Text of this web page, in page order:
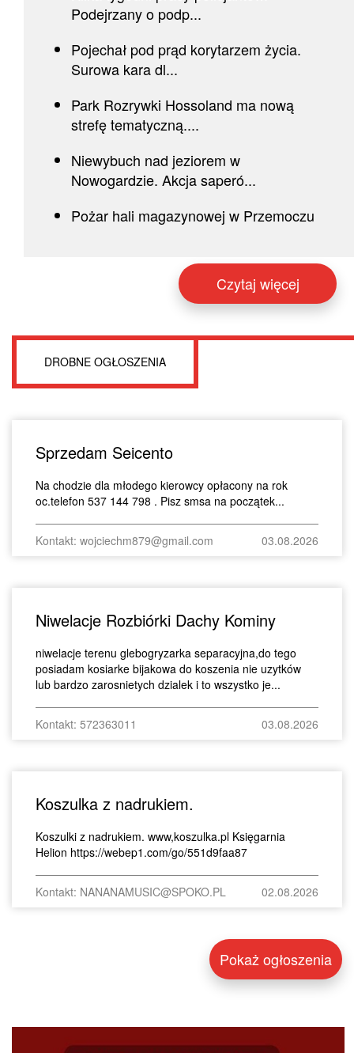
Podejrzany o podp...
Pojechał pod prąd korytarzem życia.
Surowa kara dl...
Park Rozrywki Hossoland ma nową
strefę tematyczną....
Niewybuch nad jeziorem w
Nowogardzie. Akcja saperó...
Pożar hali magazynowej w Przemoczu
Czytaj więcej
DROBNE OGŁOSZENIA
Sprzedam Seicento
Na chodzie dla młodego kierowcy opłacony na rok
oc.telefon 537 144 798 . Pisz smsa na początek...
Kontakt: wojciechm879@gmail.com 03.08.2026
Niwelacje Rozbiórki Dachy Kominy
niwelacje terenu glebogryzarka separacyjna,do tego
posiadam kosiarke bijakowa do koszenia nie uzytków
lub bardzo zarosnietych dzialek i to wszystko je...
Kontakt: 572363011 03.08.2026
Koszulka z nadrukiem.
Koszulki z nadrukiem. www,koszulka.pl Księgarnia
Helion https://webep1.com/go/551d9faa87
Kontakt: NANANAMUSIC@SPOKO.PL 02.08.2026
Pokaż ogłoszenia